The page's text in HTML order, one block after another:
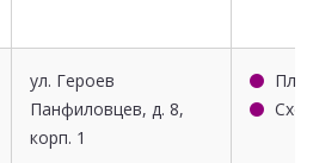
ул. Героев
Панфиловцев, д. 8,
корп. 1